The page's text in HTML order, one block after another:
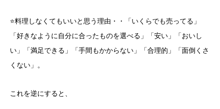
⭐️料理しなくてもいいと思う理由・・「いくらでも売ってる」
「好きなように自分に合ったものを選べる」「安い」「おいし
い」「満足できる」「手間もかからない」「合理的」「面倒くさ
くない」。
これを逆にすると、